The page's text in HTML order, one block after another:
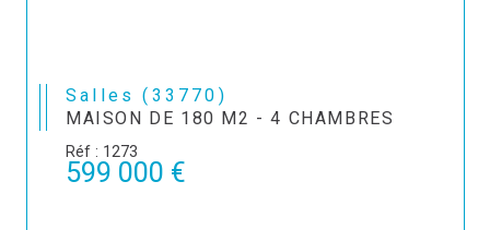
Salles (33770)
MAISON DE 180 M2 - 4 CHAMBRES
Réf : 1273
599 000 €